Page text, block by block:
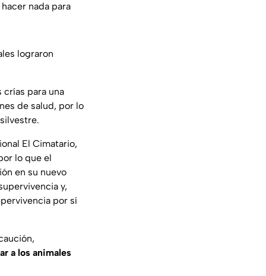
nada para
lograron
crías para una
de salud, por lo
El Cimatario,
lo que el
en su nuevo
y,
por sí
a los animales